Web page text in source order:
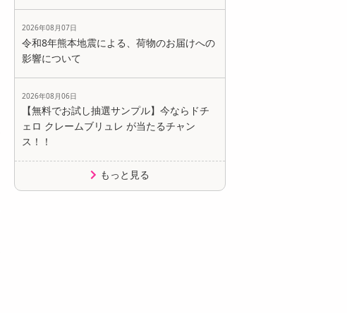
2026年08月07日
令和8年熊本地震による、荷物のお届けへの
影響について
2026年08月06日
【無料でお試し抽選サンプル】今ならドチ
ェロ クレームブリュレ が当たるチャン
ス！！
もっと見る